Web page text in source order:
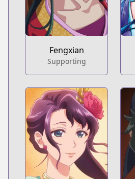
Fengxian
Supporting